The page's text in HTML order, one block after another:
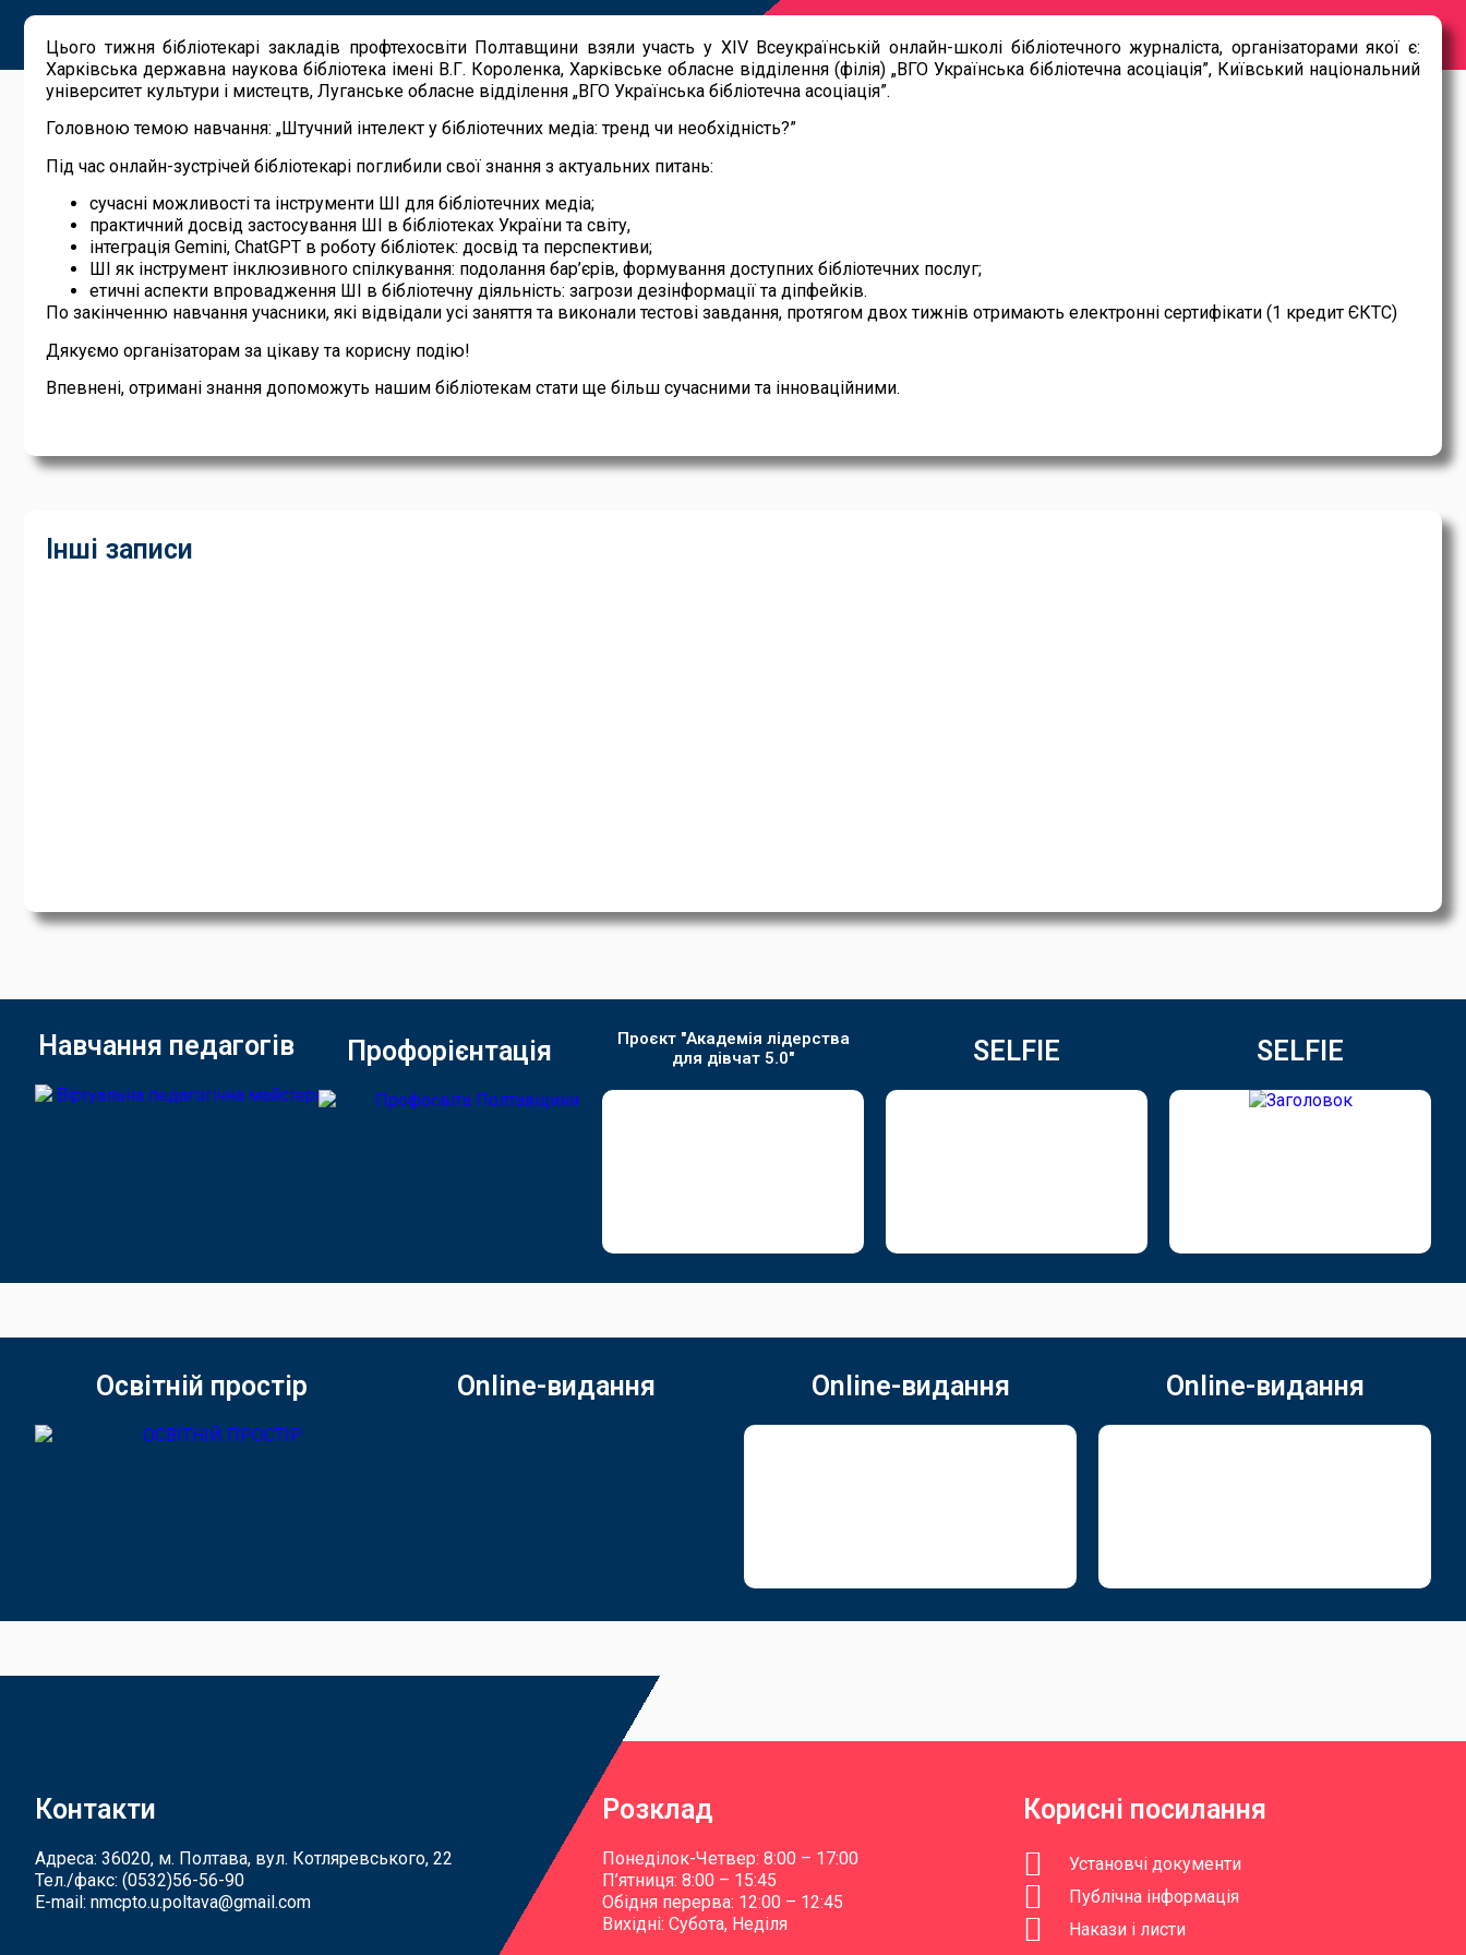
Цього тижня бібліотекарі закладів профтехосвіти Полтавщини взяли участь у XIV Всеукраїнській онлайн-школі бібліотечного журналіста, організаторами якої є:
Харківська державна наукова бібліотека імені В.Г. Короленка, Харківське обласне відділення (філія) „ВГО Українська бібліотечна асоціація”, Київський національний
університет культури і мистецтв, Луганське обласне відділення „ВГО Українська бібліотечна асоціація”.
Головною темою навчання: „Штучний інтелект у бібліотечних медіа: тренд чи необхідність?”
Під час онлайн-зустрічей бібліотекарі поглибили свої знання з актуальних питань:
сучасні можливості та інструменти ШІ для бібліотечних медіа;
практичний досвід застосування ШІ в бібліотеках України та світу,
інтеграція Gemini, ChatGPT в роботу бібліотек: досвід та перспективи;
ШІ як інструмент інклюзивного спілкування: подолання бар’єрів, формування доступних бібліотечних послуг;
етичні аспекти впровадження ШІ в бібліотечну діяльність: загрози дезінформації та діпфейків.
По закінченню навчання учасники, які відвідали усі заняття та виконали тестові завдання, протягом двох тижнів отримають електронні сертифікати (1 кредит ЄКТС)
Дякуємо організаторам за цікаву та корисну подію!
Впевнені, отримані знання допоможуть нашим бібліотекам стати ще більш сучасними та інноваційними.
Інші записи
Навчання педагогів Профорієнтація
Проєкт "Академія лідерства
для дівчат 5.0"
SELFIE SELFIE
Освітній простір Online-видання Online-видання Online-видання
Контакти
Адреса: 36020, м. Полтава, вул. Котляревського, 22
Тел./факс: (0532)56-56-90
E-mail: nmcpto.u.poltava@gmail.com
Розклад
Понеділок-Четвер: 8:00 – 17:00
П’ятниця: 8:00 – 15:45
Обідня перерва: 12:00 – 12:45
Вихідні: Субота, Неділя
Корисні посилання
Установчі документи
Публічна інформація
Накази і листи